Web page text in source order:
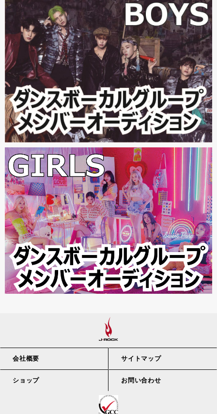
会社概要 サイトマップ
ショップ お問い合わせ